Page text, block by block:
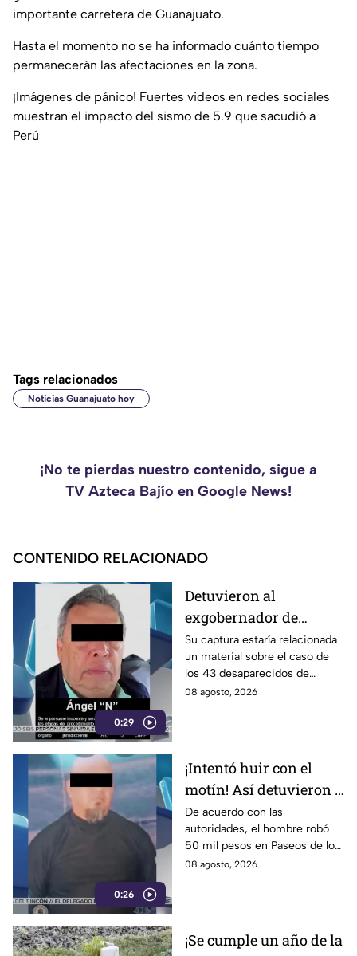
importante carretera de Guanajuato.
Hasta el momento no se ha informado cuánto tiempo
permanecerán las afectaciones en la zona.
¡Imágenes de pánico! Fuertes videos en redes sociales
muestran el impacto del sismo de 5.9 que sacudió a
Perú
Tags relacionados
Noticias Guanajuato hoy
¡No te pierdas nuestro contenido, sigue a
TV Azteca Bajío en Google News!
CONTENIDO RELACIONADO
0:29
Detuvieron al
exgobernador de
Guerrero, Ángel
Aguirre Rivero
Su captura estaría relacionada
un material sobre el caso de
los 43 desaparecidos de
Ayotzinapa
08 agosto, 2026
0:26
¡Intentó huir con el
motín! Así detuvieron a
un presunto
responsable de asaltar
a su víctima en León
De acuerdo con las
autoridades, el hombre robó
50 mil pesos en Paseos de los
Insurgentes
08 agosto, 2026
¡Se cumple un año de la